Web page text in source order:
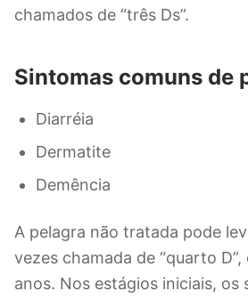
chamados de “três Ds”.
Sintomas comuns de
Diarréia
Dermatite
Demência
A pelagra não tratada pode
vezes chamada de “quarto
anos. Nos estágios iniciais, os